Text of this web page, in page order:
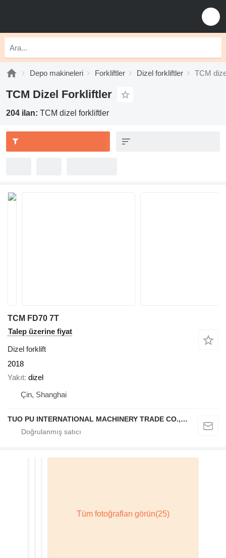
Depo makineleri Forkliftler Dizel forkliftler TCM
TCM Dizel Forkliftler
204 ilan: TCM dizel forkliftler
TCM FD70 7T
Talep üzerine fiyat
Dizel forklift
2018
Yakıt dizel
Çin, Shanghai
TUO PU INTERNATIONAL MACHINERY TRADE CO., LTD